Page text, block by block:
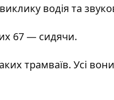
водія та
67 — сидячи.
трамваїв. Усі